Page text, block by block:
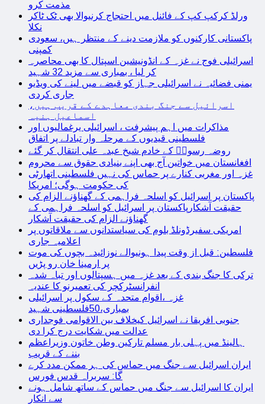
مذمت کرو
ورلڈ کرکپ کپ کے فائنل میں احتجاج کرنیوالا بھی ٹک ٹاکر
نکلا
پاکستانی کارکنوں کو ملازمت دینے کے منتظر ہیں، سعودی
کمپنی
اسرائیلی فوج نے غزہ کے انڈونیشین اسپتال کا بھی محاصرہ
کر لیا ، بمباری سے مزید 32 شہید
یمنی فضائیہ نے اسرائیلی جہاز کو قبضے میں لینے کی ویڈیو
جاری کردی
اسرائیل سے جنگ بندی معاہدے کے قریب ہیں،
اسماعیل ہنیہ
مذاکرات میں اہم پیشرفت ، اسرائیلی یرغمالیوں اور
فلسطینی قیدیوں کے مرحلہ وار تبادلے پر اتفاق
روضہ رسولؐ کے خادم شیخ عبدہ علی انتقال کر گئے
افغانستان میں خواتین آج بھی اپنے بنیادی حقوق سے محروم
غزہ اور مغربی کنارے پر حماس کی نہیں فلسطینی اتھارٹی
کی حکومت ہوگی؛ امریکا
پاکستان پر اسرائیل کو اسلحہ فراہمی کے گھناؤنے الزام کی
حقیقت آشکارپاکستان پر اسرائیل کو اسلحہ فراہمی کے
گھناؤنے الزام کی حقیقت آشکار
امریکی سفیرڈونلڈ بلوم کی سیاستدانوں سے ملاقاتوں پر
اعلامیہ جاری
فلسطین: قبل از وقت پیدا ہونیوالے نوزائیدہ بچوں کی موت
پر ارمینا خان رو پڑیں
ترکی کا جنگ بندی کے بعد غزہ میں ہسپتالوں اور تباہ شدہ
انفرانسٹرکچر کی تعمیرنو کا عندیہ
غزہ ،اقوام متحدہ کے سکول پر اسرائیلی
بمباری،50فلسطینی شہید
جنوبی افریقا نے اسرائیل کیخلاف بین الاقوامی فوجداری
عدالت میں شکایت درج کرا دی
ہالینڈ میں پہلی بار مسلم تارکین وطن خاتون وزیراعظم
بننے کے قریب
ایران اسرائیل سے جنگ میں حماس کی ہر ممکن مدد کرے
گا: سربراہ قدس فورس
ایران کا اسرائیل سے جنگ میں حماس کے ساتھ شامل ہونے
سے انکار